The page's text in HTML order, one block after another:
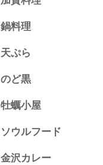
鍋料理
天ぷら
のど黒
牡蠣小屋
ソウルフード
金沢カレー